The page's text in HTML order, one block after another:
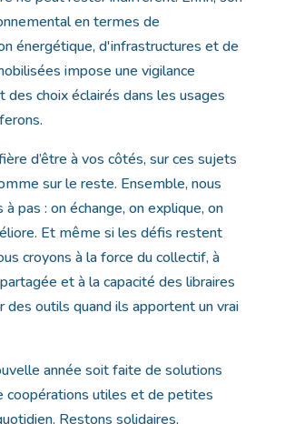
en termes de
énergétique, d'infrastructures et de
impose une vigilance
des choix éclairés dans les usages
d’être à vos côtés, sur ces sujets
sur le reste. Ensemble, nous
à pas : on échange, on explique, on
Et même si les défis restent
croyons à la force du collectif, à
et à la capacité des libraires
des outils quand ils apportent un vrai
année soit faite de solutions
coopérations utiles et de petites
Restons solidaires,